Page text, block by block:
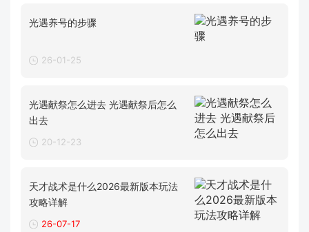
光遇养号的步骤
26-01-25
光遇献祭怎么进去 光遇献祭后怎么
出去
20-12-23
天才战术是什么2026最新版本玩法
攻略详解
26-07-17